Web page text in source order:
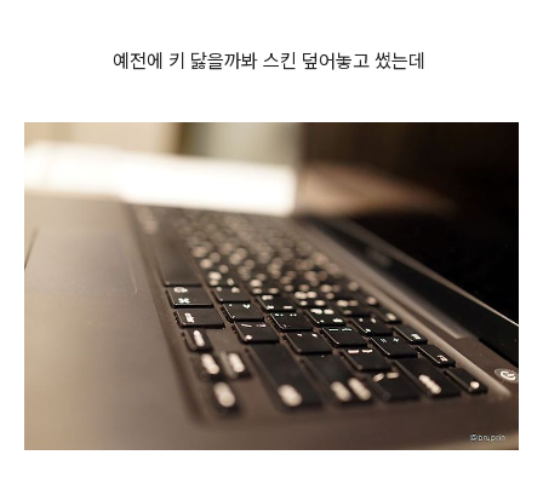
예전에 키 닳을까봐 스킨 덮어놓고 썼는데